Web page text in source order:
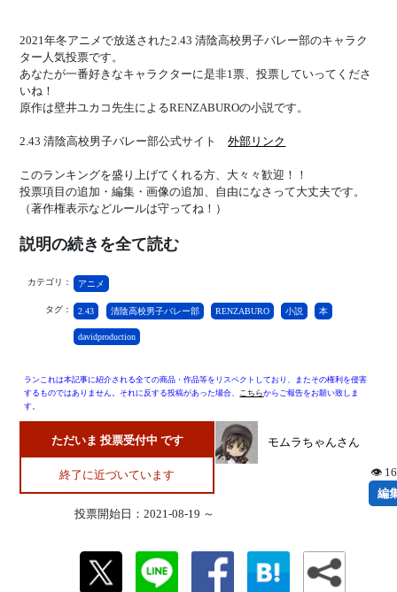
2021年冬アニメで放送された2.43 清陰高校男子バレー部のキャラク
ター人気投票です。
あなたが一番好きなキャラクターに是非1票、投票していってくださ
いね！
原作は壁井ユカコ先生によるRENZABUROの小説です。
2.43 清陰高校男子バレー部公式サイト外部リンク
このランキングを盛り上げてくれる方、大々々歓迎！！
投票項目の追加・編集・画像の追加、自由になさって大丈夫です。
（著作権表示などルールは守ってね！）
説明の続きを全て読む
カテゴリ： アニメ
タグ： 2.43 清陰高校男子バレー部 RENZABURO 小説 本
davidproduction
ランこれは本記事に紹介される全ての商品・作品等をリスペクトしており、またその権利を侵害
するものではありません。それに反する投稿があった場合、 こちらからご報告をお願い致しま
す。
ただいま 投票受付中 です
終了に近づいています
投票開始日：2021-08-19 ～
モムラちゃんさん
👁
編